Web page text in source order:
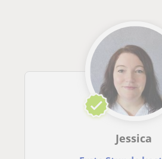
Jessica